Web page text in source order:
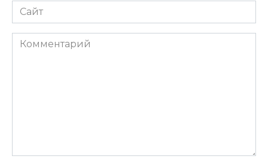
Сайт
Комментарий